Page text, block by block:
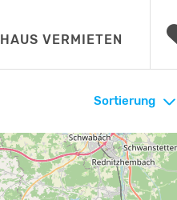
HAUS VERMIETEN
Sortierung